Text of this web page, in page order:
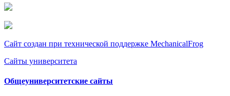
Сайт создан при технической поддержке MechanicalFrog
Сайты университета
Общеуниверситетские сайты